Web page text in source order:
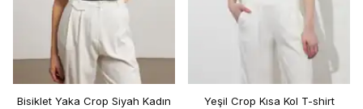
Bisiklet Yaka Crop Siyah Kadın
Yeşil Crop Kısa Kol T-shirt